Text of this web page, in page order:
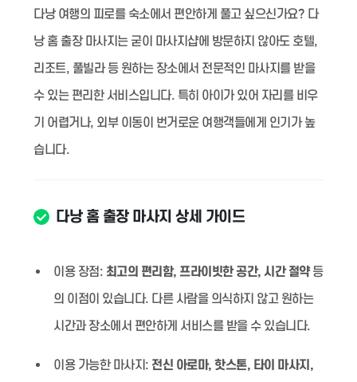
다낭 여행의 피로를 숙소에서 편안하게 풀고 싶으신가요? 다
낭 홈 출장 마사지는 굳이 마사지샵에 방문하지 않아도 호텔,
리조트, 풀빌라 등 원하는 장소에서 전문적인 마사지를 받을
수 있는 편리한 서비스입니다. 특히 아이가 있어 자리를 비우
기 어렵거나, 외부 이동이 번거로운 여행객들에게 인기가 높
습니다.
다낭 홈 출장 마사지 상세 가이드
이용 장점: 최고의 편리함, 프라이빗한 공간, 시간 절약등
의 이점이 있습니다. 다른 사람을 의식하지 않고 원하는
시간과 장소에서 편안하게 서비스를 받을 수 있습니다.
이용 가능한 마사지: 전신 아로마, 핫스톤, 타이 마사지,